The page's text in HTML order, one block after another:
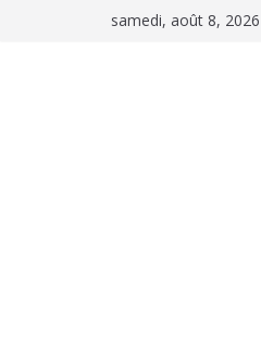
samedi, août 8, 2026